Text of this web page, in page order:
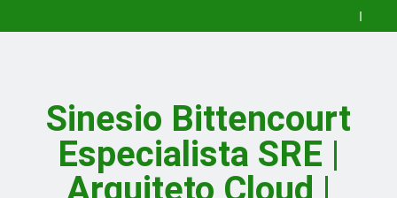
to
Configurar
–
Post
English
é
com
Exemplos!
Desenvolvendo
ToDo
API
How
on
Ubuntu
20.10
Server
–
Post
com
Certbot
Ubuntu
–
Post
Um
Guia
para
Iniciantes
com
Exemplos!
Aplicação
Completa
Go:
ToDo
API
Install
Cockpit
Web
Console
on
Ubuntu
Prático
para
Configurar
Nginx
com
Certbot
Sinesio Bittencourt
Especialista SRE |
Arquiteto Cloud |